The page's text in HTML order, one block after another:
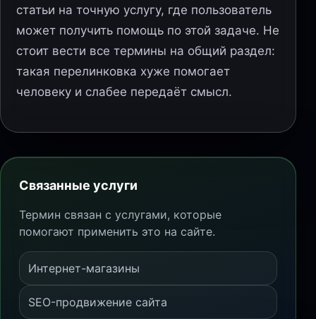
статьи на точную услугу, где пользователь
может получить помощь по этой задаче. Не
стоит вести все термины на общий раздел:
такая перелинковка хуже помогает
человеку и слабее передаёт смысл.
Связанные услуги
Термин связан с услугами, которые
помогают применить это на сайте.
Интернет-магазины
SEO-продвижение сайта